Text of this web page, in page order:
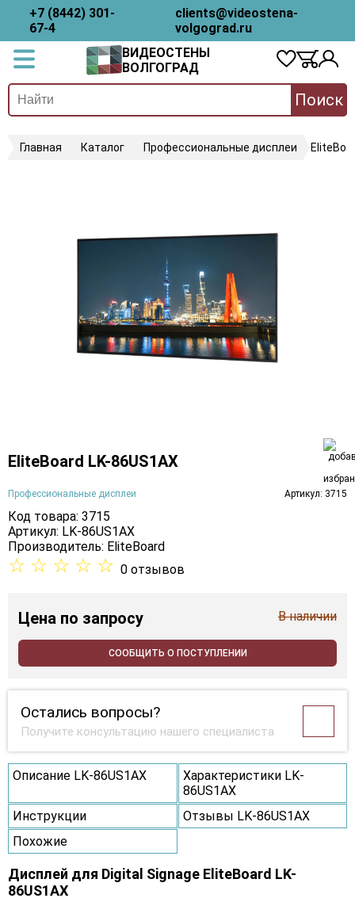
+7 (8442) 301-
67-4
clients@videostena-
volgograd.ru
ВИДЕОСТЕНЫ
ВОЛГОГРАД
Поиск
Главная Каталог Профессиональные дисплеи
EliteBoard LK-86US1AX
Профессиональные дисплеи Артикул: 3715
Код товара: 3715
Артикул: LK-86US1AX
Производитель: EliteBoard
☆ ☆ ☆ ☆ ☆ 0 отзывов
Цена по запросу В наличии
СООБЩИТЬ О ПОСТУПЛЕНИИ
Остались вопросы?
Получите консультацию нашего специалиста
Описание LK-86US1AX
Характеристики LK-
86US1AX
Инструкции
Отзывы LK-86US1AX
Похожие
Дисплей для Digital Signage EliteBoard LK-
86US1AX